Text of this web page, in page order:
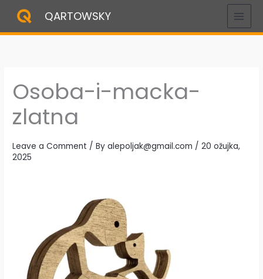
content
QARTOWSKY
Osoba-i-macka-
zlatna
Leave a Comment / Byalepoljak@gmail.com /20 ožujka,
2025